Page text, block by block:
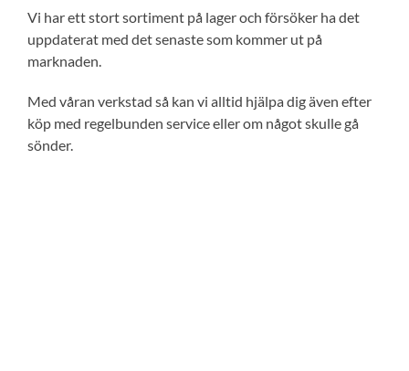
Vi har ett stort sortiment på lager och försöker ha det
uppdaterat med det senaste som kommer ut på
marknaden.
Med våran verkstad så kan vi alltid hjälpa dig även efter
köp med regelbunden service eller om något skulle gå
sönder.